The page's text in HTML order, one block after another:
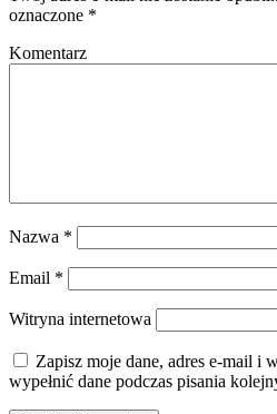
oznaczone *
Komentarz
Nazwa *
Email *
Witryna internetowa
Zapisz moje dane, adres e-mail i
wypełnić dane podczas pisania